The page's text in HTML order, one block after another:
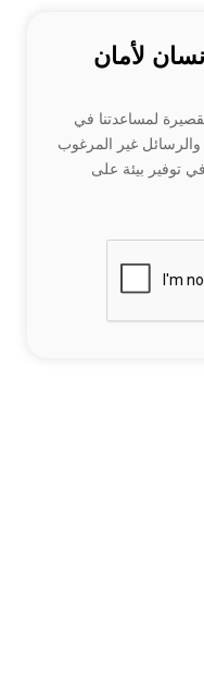
لأمان
لمساعدتنا في
غير المرغوب
توفير بيئة على